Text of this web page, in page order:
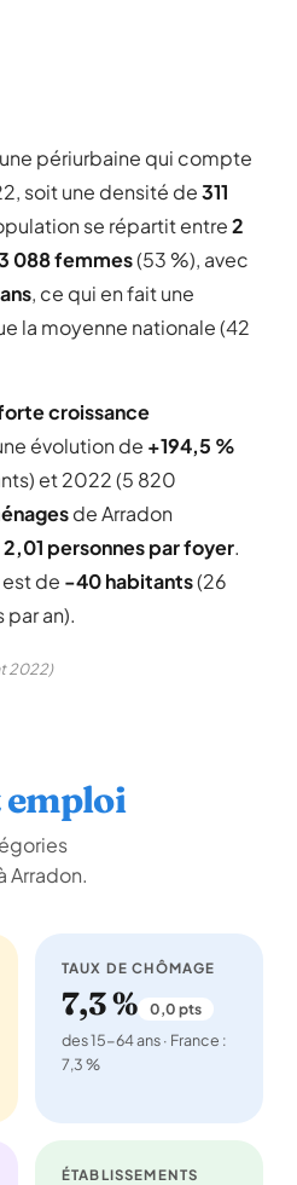
périurbaine qui compte
soit une densité de311
se répartit entre2
088 femmes(53 %), avec
, ce qui en fait une
la moyenne nationale (42
croissance
évolution de +194,5 %
et 2022 (5 820
de Arradon
2,01 personnes par foyer.
de -40 habitants(26
an).
2022)
emploi
Arradon.
TAUX DE CHÔMAGE
7,3 % 0,0 pts
des 15-64 ans · France :
7,3 %
ÉTABLISSEMENTS